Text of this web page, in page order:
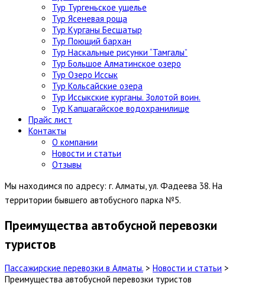
Тур Тургеньское ущелье
Тур Ясеневая роща
Тур Курганы Бесшатыр
Тур Поющий бархан
Тур Наскальные рисунки “Тамгалы”
Тур Большое Алматинское озеро
Тур Озеро Иссык
Тур Кольсайские озера
Тур Иссыкские курганы. Золотой воин.
Тур Капшагайское водохранилище
Прайс лист
Контакты
О компании
Новости и статьи
Отзывы
Мы находимся по адресу: г. Алматы, ул. Фадеева 38. На
территории бывшего автобусного парка №5.
Преимущества автобусной перевозки
туристов
Пассажирские перевозки в Алматы. > Новости и статьи >
Преимущества автобусной перевозки туристов